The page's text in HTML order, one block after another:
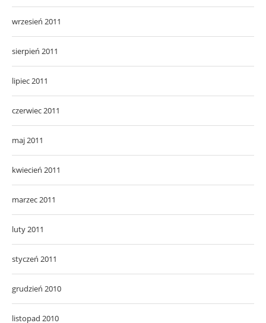
wrzesień 2011
sierpień 2011
lipiec 2011
czerwiec 2011
maj 2011
kwiecień 2011
marzec 2011
luty 2011
styczeń 2011
grudzień 2010
listopad 2010